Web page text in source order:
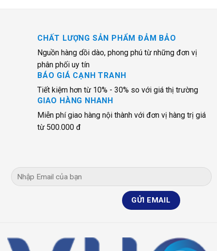
CHẤT LƯỢNG SẢN PHẨM ĐẢM BẢO
Nguồn hàng dồi dào, phong phú từ những đơn vị
phân phối uy tín
BÁO GIÁ CẠNH TRANH
Tiết kiệm hơn từ 10% - 30% so với giá thị trường
GIAO HÀNG NHANH
Miễn phí giao hàng nội thành với đơn vị hàng trị giá
từ 500.000 đ